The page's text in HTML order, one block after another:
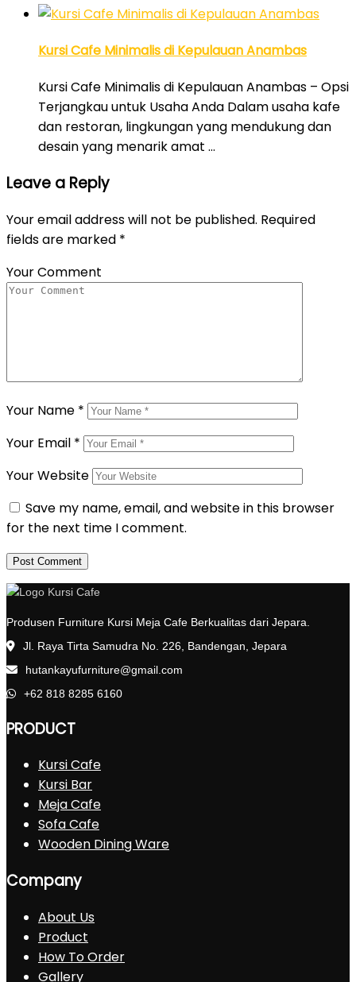
Kursi Cafe Minimalis di Kepulauan Anambas
Kursi Cafe Minimalis di Kepulauan Anambas – Opsi
Terjangkau untuk Usaha Anda Dalam usaha kafe
dan restoran, lingkungan yang mendukung dan
desain yang menarik amat …
Leave a Reply
Your email address will not be published. Required
fields are marked *
Your Comment
Your Name *
Your Email *
Your Website
Save my name, email, and website in this browser
for the next time I comment.
Produsen Furniture Kursi Meja Cafe Berkualitas dari Jepara.
Jl. Raya Tirta Samudra No. 226, Bandengan, Jepara
hutankayufurniture@gmail.com
+62 818 8285 6160
PRODUCT
Kursi Cafe
Kursi Bar
Meja Cafe
Sofa Cafe
Wooden Dining Ware
Company
About Us
Product
How To Order
Gallery